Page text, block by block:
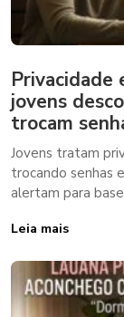
Privacidade
jovens
trocam
Jovens tratam
trocando senhas
alertam para
Leia mais